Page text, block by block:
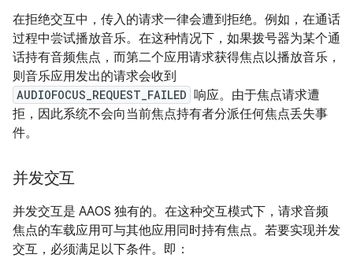
在拒绝交互中，传入的请求一律会遭到拒绝。 例如，在通话
过程中尝试播放音乐。在这种情况下，如果拨号器为某个通
话持有音频焦点，而第二个应用请求获得焦点以播放音乐，
则音乐应用发出的请求会收到
AUDIOFOCUS_REQUEST_FAILED 响应。由于焦点请求遭
拒，因此系统不会向当前焦点持有者分派任何焦点丢失事
件。
并发交互
并发交互是 AAOS 独有的。 在这种交互模式下，请求音频
焦点的车载应用可与其他应用同时持有焦点。若要实现并发
交互，必须满足以下条件。即：